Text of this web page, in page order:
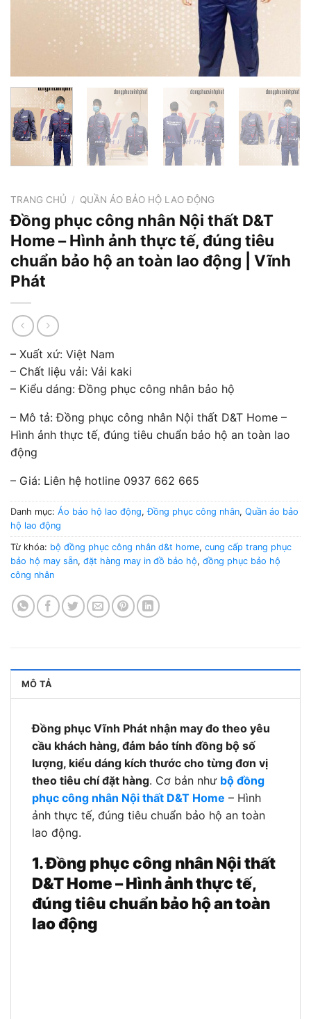
TRANG CHỦ / QUẦN ÁO BẢO HỘ LAO ĐỘNG
Đồng phục công nhân Nội thất D&T
Home – Hình ảnh thực tế, đúng tiêu
chuẩn bảo hộ an toàn lao động | Vĩnh
Phát
– Xuất xứ: Việt Nam
– Chất liệu vải: Vải kaki
– Kiểu dáng: Đồng phục công nhân bảo hộ
– Mô tả: Đồng phục công nhân Nội thất D&T Home –
Hình ảnh thực tế, đúng tiêu chuẩn bảo hộ an toàn lao
động
– Giá: Liên hệ hotline 0937 662 665
Danh mục: Áo bảo hộ lao động,Đồng phục công nhân, Quần áo bảo
hộ lao động
Từ khóa: bộ đồng phục công nhân d&t home, cung cấp trang phục
bảo hộ may sẵn, đặt hàng may in đồ bảo hộ, đồng phục bảo hộ
công nhân
MÔ TẢ
Đồng phục Vĩnh Phát nhận may đo theo yêu
cầu khách hàng, đảm bảo tính đồng bộ số
lượng, kiểu dáng kích thước cho từng đơn vị
theo tiêu chí đặt hàng. Cơ bản như bộ đồng
phục công nhân Nội thất D&T Home – Hình
ảnh thực tế, đúng tiêu chuẩn bảo hộ an toàn
lao động.
1. Đồng phục công nhân Nội thất
D&T Home – Hình ảnh thực tế,
đúng tiêu chuẩn bảo hộ an toàn
lao động